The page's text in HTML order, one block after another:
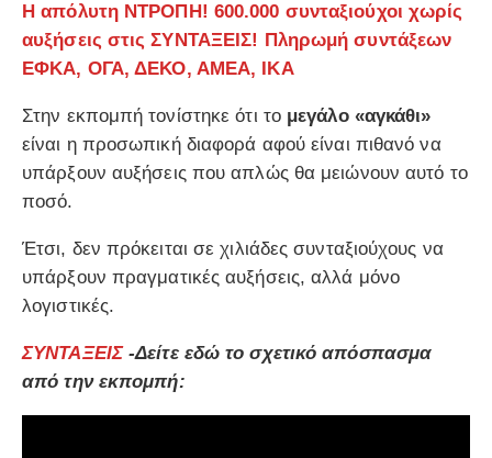
Η απόλυτη ΝΤΡΟΠΗ! 600.000 συνταξιούχοι χωρίς
αυξήσεις στις ΣΥΝΤΑΞΕΙΣ! Πληρωμή συντάξεων
ΕΦΚΑ, ΟΓΑ, ΔΕΚΟ, ΑΜΕΑ, ΙΚΑ
Στην εκπομπή τονίστηκε ότι το μεγάλο «αγκάθι»
είναι η προσωπική διαφορά αφού είναι πιθανό να
υπάρξουν αυξήσεις που απλώς θα μειώνουν αυτό το
ποσό.
Έτσι, δεν πρόκειται σε χιλιάδες συνταξιούχους να
υπάρξουν πραγματικές αυξήσεις, αλλά μόνο
λογιστικές.
ΣΥΝΤΑΞΕΙΣ-Δείτε εδώ το σχετικό απόσπασμα
από την εκπομπή: